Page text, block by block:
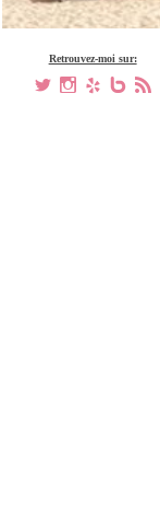
Retrouvez-moi sur:
a x h V ,